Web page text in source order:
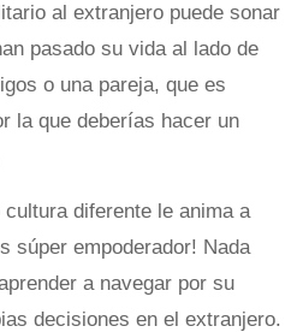
al extranjero puede sonar
pasado su vida al lado de
o una pareja, que es
la que deberías hacer un
diferente le anima a
súper empoderador! Nada
a navegar por su
decisiones en el extranjero.